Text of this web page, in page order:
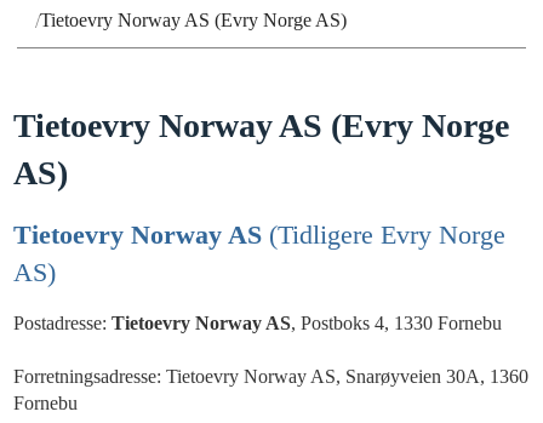
Tietoevry Norway AS (Evry Norge AS)
Tietoevry Norway AS (Evry Norge
AS)
Tietoevry Norway AS (Tidligere Evry Norge
AS)
Postadresse: Tietoevry Norway AS, Postboks 4, 1330 Fornebu
Forretningsadresse: Tietoevry Norway AS, Snarøyveien 30A, 1360
Fornebu